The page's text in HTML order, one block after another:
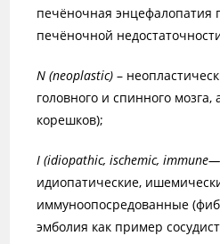
печёночная
печёночной
N (neoplastic)–
головного и спинного
корешков);
I (idiopathic,ischemic,immune—
идиопатические,
иммуноопосредованные
эмболия как пример